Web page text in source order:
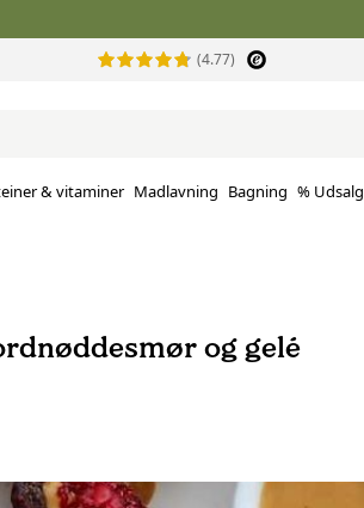
(4.77)
& vitaminer Madlavning Bagning % Udsalg
og gelé